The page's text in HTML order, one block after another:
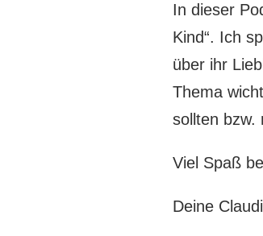
In dieser
Kind“. Ich
über ihr
Thema
sollten bzw.
Viel Spaß
Deine